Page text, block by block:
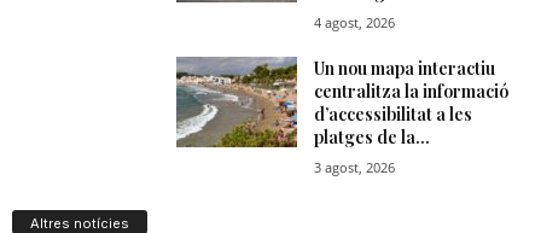
Altres notícies